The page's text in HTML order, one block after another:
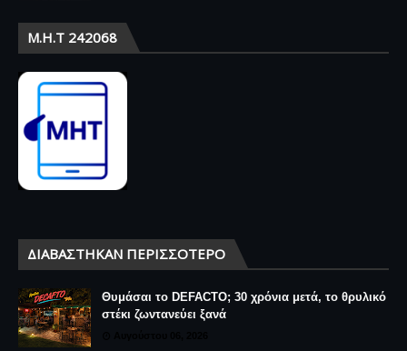
Μ.Η.Τ 242068
ΔΙΑΒΆΣΤΗΚΑΝ ΠΕΡΙΣΣΌΤΕΡΟ
Θυμάσαι το DEFACTO; 30 χρόνια μετά, το θρυλικό
στέκι ζωντανεύει ξανά